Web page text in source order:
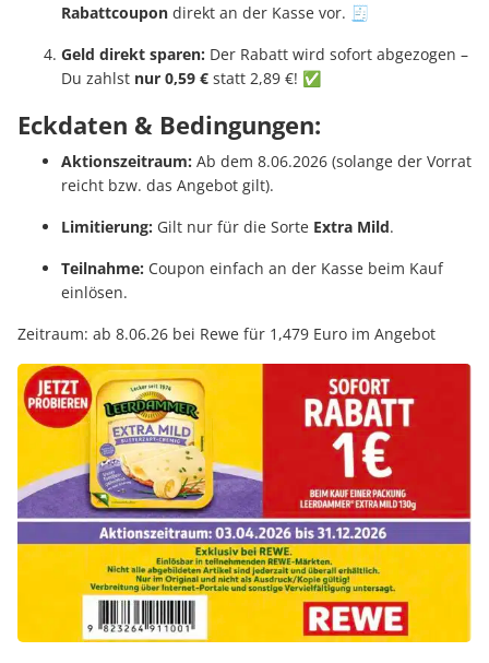
Rabattcoupon direkt an der Kasse vor. 🧾
Geld direkt sparen: Der Rabatt wird sofort abgezogen –
Du zahlst nur 0,59 € statt 2,89 €! ✅
Eckdaten & Bedingungen:
Aktionszeitraum: Ab dem 8.06.2026 (solange der Vorrat
reicht bzw. das Angebot gilt).
Limitierung: Gilt nur für die Sorte Extra Mild.
Teilnahme: Coupon einfach an der Kasse beim Kauf
einlösen.
Zeitraum: ab 8.06.26 bei Rewe für 1,479 Euro im Angebot